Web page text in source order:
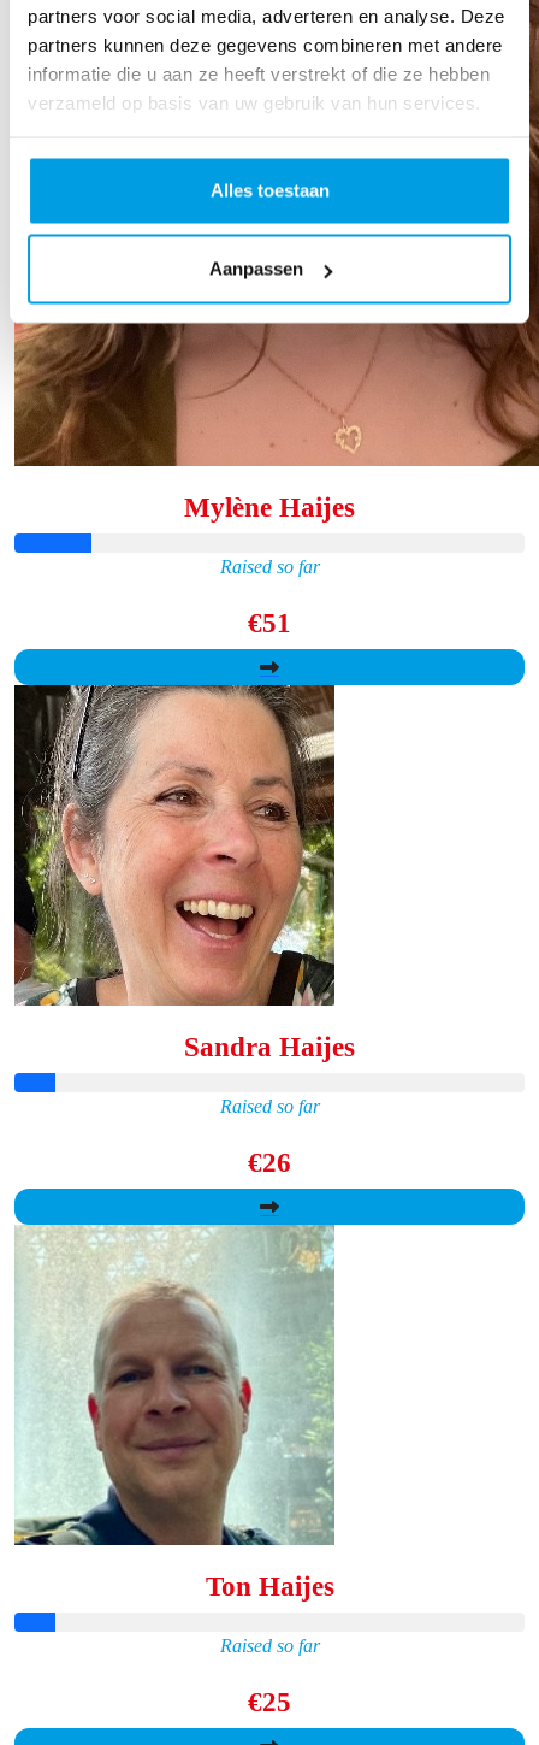
partners voor social media, adverteren en analyse. Deze
partners kunnen deze gegevens combineren met andere
informatie die u aan ze heeft verstrekt of die ze hebben
verzameld op basis van uw gebruik van hun services.
Alles toestaan
Aanpassen
Mylène Haijes
Raised so far
€51
Sandra Haijes
Raised so far
€26
Ton Haijes
Raised so far
€25